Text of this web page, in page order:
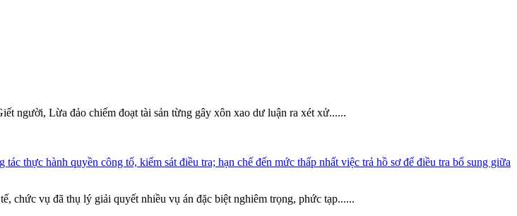
người, Lừa đảo chiếm đoạt tài sản từng gây xôn xao dư luận ra xét xử......
hành quyền công tố, kiểm sát điều tra; hạn chế đến mức thấp nhất việc trả hồ sơ để điều tra bổ sung giữa
chức vụ đã thụ lý giải quyết nhiều vụ án đặc biệt nghiêm trọng, phức tạp......